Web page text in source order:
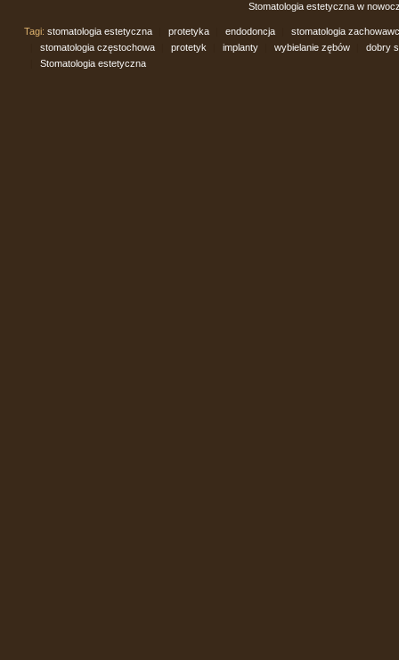
Stomatologia estetyczna w
Tagi: stomatologia estetyczna protetyka endodoncja
stomatologia
stomatologia częstochowa protetyk implanty wybielanie zębów
dobry
Stomatologia estetyczna